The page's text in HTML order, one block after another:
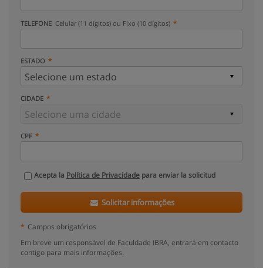
TELEFONE Celular (11 dígitos) ou Fixo (10 dígitos)
ESTADO
CIDADE
CPF
Acepta la Política de Privacidade para enviar la solicitud
Solicitar informações
* Campos obrigatórios
Em breve um responsável de Faculdade IBRA, entrará em contacto
contigo para mais informações.